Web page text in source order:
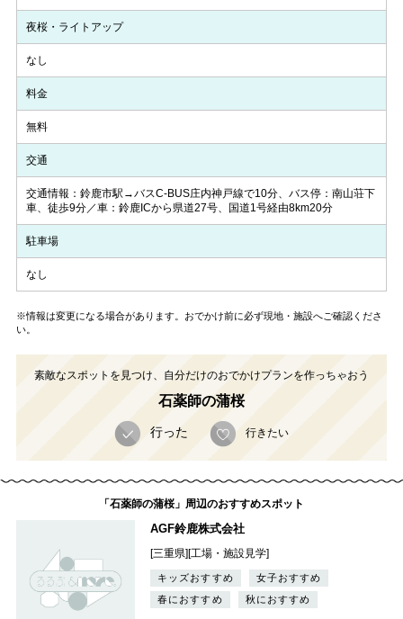
夜桜・ライトアップ
なし
料金
無料
交通
交通情報：鈴鹿市駅→バスC-BUS庄内神戸線で10分、バス停：南山荘下
車、徒歩9分／車：鈴鹿ICから県道27号、国道1号経由8km20分
駐車場
なし
※情報は変更になる場合があります。おでかけ前に必ず現地・施設へご確認くださ
い。
素敵なスポットを見つけ、自分だけのおでかけプランを作っちゃおう
石薬師の蒲桜
行った 行きたい
「石薬師の蒲桜」周辺のおすすめスポット
AGF鈴鹿株式会社
[三重県][工場・施設見学]
キッズおすすめ
女子おすすめ
春におすすめ
秋におすすめ